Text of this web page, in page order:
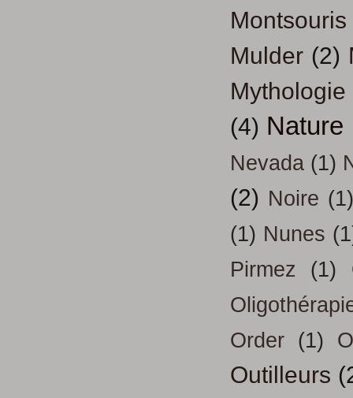
Montsouris
Mulder (2)
Mythologie
(4) Nature
Nevada (1)
(2) Noire
(1) Nunes
Pirmez
(1)
Order (1)
Outilleurs